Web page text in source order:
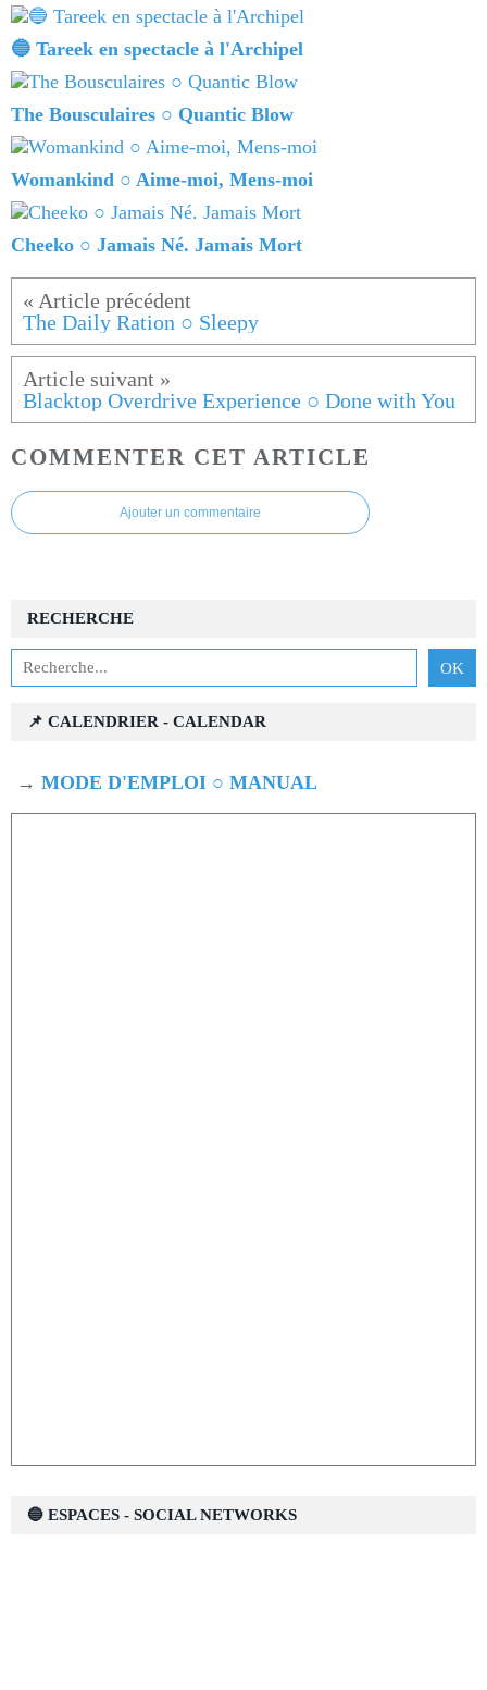
🔵 Tareek en spectacle à l'Archipel
The Bousculaires ○ Quantic Blow
Womankind ○ Aime-moi, Mens-moi
Cheeko ○ Jamais Né. Jamais Mort
The Daily Ration ○ Sleepy
Blacktop Overdrive Experience ○ Done with You
COMMENTER CET ARTICLE
Ajouter un commentaire
RECHERCHE
📌 CALENDRIER - CALENDAR
→ MODE D'EMPLOI ○ MANUAL
🔵 ESPACES - SOCIAL NETWORKS